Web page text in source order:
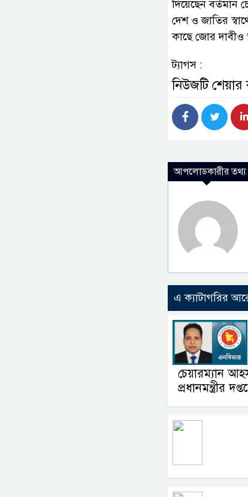
দিয়েছেন
দেশ ও জাতির
কাছে জোর দাবীও
ট্যাগস :
নিউজটি
আপলোডকারীর তথ্য
এ ক্যাটাগরির
চেয়ারম্যান
প্রধানমন্ত্রীর